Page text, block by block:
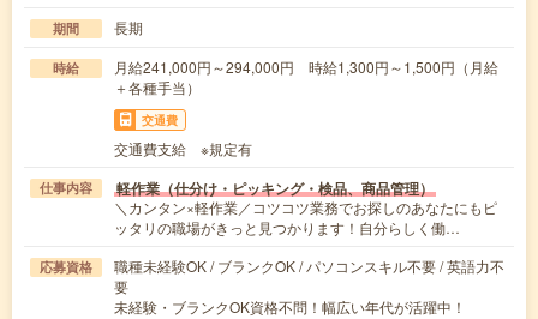
期間 長期
時給
月給241,000円～294,000円 時給1,300円～1,500円（月給
＋各種手当）
交通費
交通費支給 ※規定有
仕事内容 軽作業（仕分け・ピッキング・検品、商品管理）
＼カンタン×軽作業／コツコツ業務でお探しのあなたにもピ
ッタリの職場がきっと見つかります！自分らしく働…
応募資格
職種未経験OK / ブランクOK / パソコンスキル不要 / 英語力不
要
未経験・ブランクOK資格不問！幅広い年代が活躍中！